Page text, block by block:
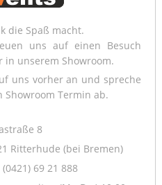
die Spaß macht.
uns auf einen Besuch
in unserem Showroom.
uns vorher an und spreche
Showroom Termin ab.
8
Ritterhude (bei Bremen)
69 21 888